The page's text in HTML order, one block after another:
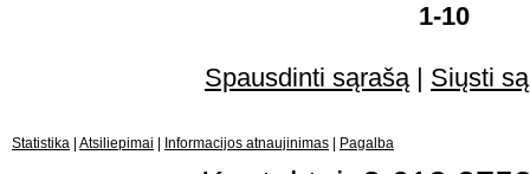
1-10
Spausdinti sąrašą| Siųsti
Statistika Atsiliepimai Informacijos atnaujinimas Pagalba